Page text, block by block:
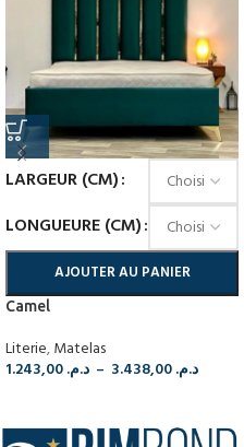
LARGEUR (CM)
LONGUEURE (CM)
AJOUTER AU PANIER
Camel
Literie,Matelas
د.م. – د.م.